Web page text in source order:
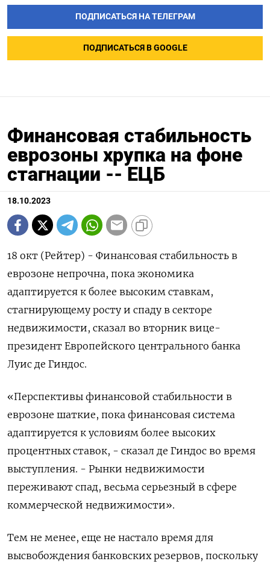
ПОДПИСАТЬСЯ НА ТЕЛЕГРАМ
ПОДПИСАТЬСЯ В GOOGLE
Финансовая стабильность
еврозоны хрупка на фоне
стагнации -- ЕЦБ
18.10.2023
18 окт (Рейтер) - Финансовая стабильность в
еврозоне непрочна, пока экономика
адаптируется к более высоким ставкам,
стагнирующему росту и спаду в секторе
недвижимости, сказал во вторник вице-
президент Европейского центрального банка
Луис де Гиндос.
«Перспективы финансовой стабильности в
еврозоне шаткие, пока финансовая система
адаптируется к условиям более высоких
процентных ставок, - сказал де Гиндос во время
выступления. - Рынки недвижимости
переживают спад, весьма серьезный в сфере
коммерческой недвижимости».
Тем не менее, еще не настало время для
высвобождения банковских резервов, поскольку